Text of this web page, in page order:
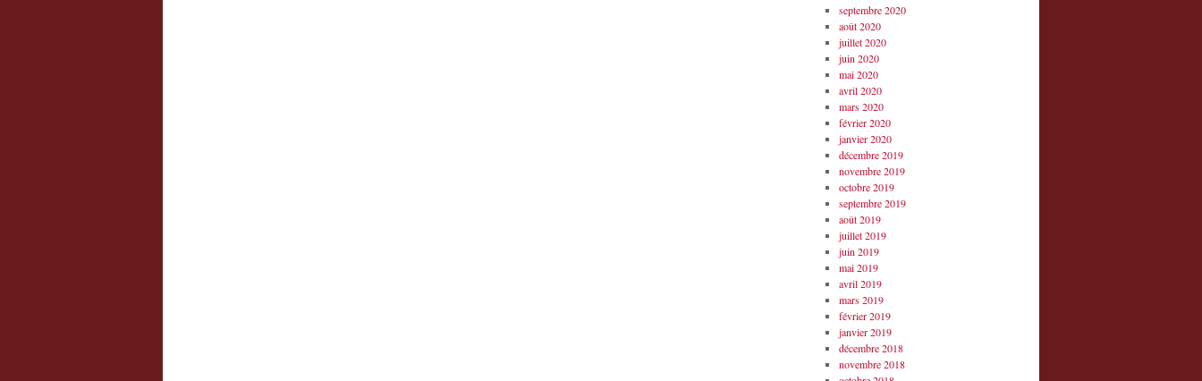
septembre 2020
août 2020
juillet 2020
juin 2020
mai 2020
avril 2020
mars 2020
février 2020
janvier 2020
décembre 2019
novembre 2019
octobre 2019
septembre 2019
août 2019
juillet 2019
juin 2019
mai 2019
avril 2019
mars 2019
février 2019
janvier 2019
décembre 2018
novembre 2018